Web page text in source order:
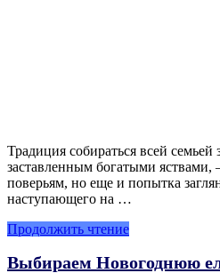
Традиция собираться всей
заставленным богатыми
поверьям, но еще и попытка
наступающего на …
Продолжить чтение
Выбираем Новогоднюю